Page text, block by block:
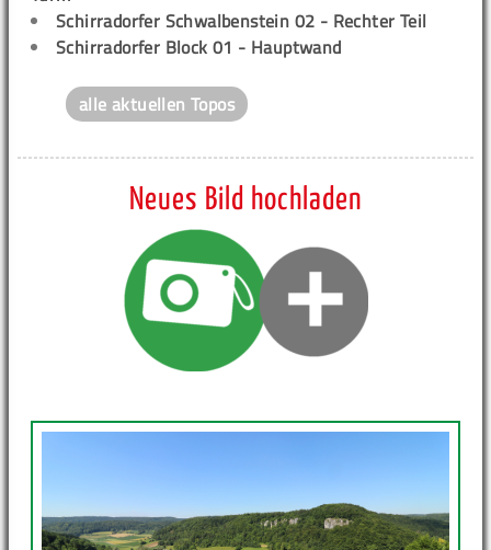
Schirradorfer Schwalbenstein 02 - Rechter Teil
Schirradorfer Block 01 - Hauptwand
alle aktuellen Topos
Neues Bild hochladen